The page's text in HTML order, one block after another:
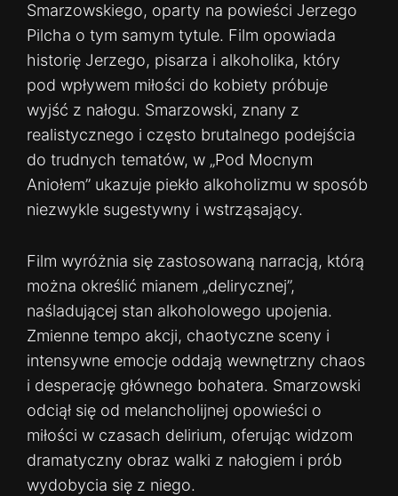
Smarzowskiego, oparty na powieści Jerzego
Pilcha o tym samym tytule. Film opowiada
historię Jerzego, pisarza i alkoholika, który
pod wpływem miłości do kobiety próbuje
wyjść z nałogu. Smarzowski, znany z
realistycznego i często brutalnego podejścia
do trudnych tematów, w „Pod Mocnym
Aniołem” ukazuje piekło alkoholizmu w sposób
niezwykle sugestywny i wstrząsający.
Film wyróżnia się zastosowaną narracją, którą
można określić mianem „delirycznej”,
naśladującej stan alkoholowego upojenia.
Zmienne tempo akcji, chaotyczne sceny i
intensywne emocje oddają wewnętrzny chaos
i desperację głównego bohatera. Smarzowski
odciął się od melancholijnej opowieści o
miłości w czasach delirium, oferując widzom
dramatyczny obraz walki z nałogiem i prób
wydobycia się z niego.